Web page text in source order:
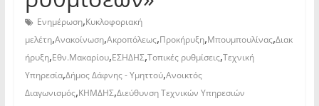
Ενημέρωση,Κυκλοφοριακή
μελέτη,Ανακοίνωση,Ακροπόλεως,Προκήρυξη,Μπουμπουλίνας,Διακ
ήρυξη,Εθν.Μακαρίου,ΕΣΗΔΗΣ,Τοπικές ρυθμίσεις,Τεχνική
Υπηρεσία,Δήμος Δάφνης - Υμηττού,Ανοικτός
Διαγωνισμός,ΚΗΜΔΗΣ,Διεύθυνση Τεχνικών Υπηρεσιών